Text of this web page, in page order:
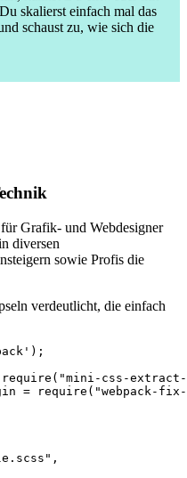
skalierst einfach mal das
schaust zu, wie sich die
Grafik- und Webdesigner
diversen
sowie Profis die
verdeutlicht, die einfach
require("mini-css-
= require("webpack-